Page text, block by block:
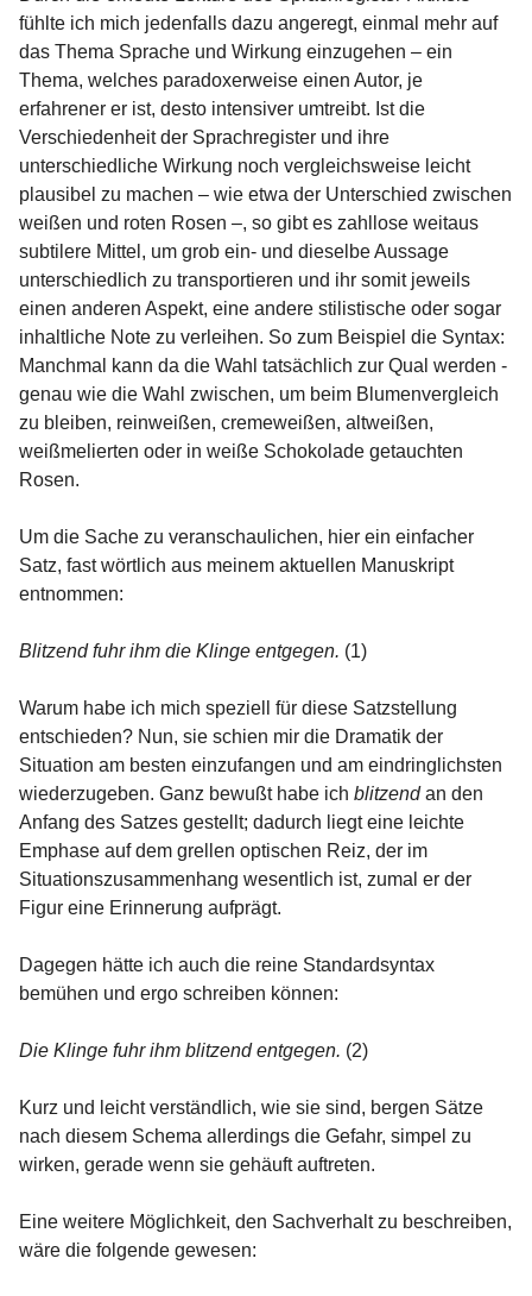
fühlte ich mich jedenfalls dazu angeregt, einmal mehr auf
das Thema Sprache und Wirkung einzugehen – ein
Thema, welches paradoxerweise einen Autor, je
erfahrener er ist, desto intensiver umtreibt. Ist die
Verschiedenheit der Sprachregister und ihre
unterschiedliche Wirkung noch vergleichsweise leicht
plausibel zu machen – wie etwa der Unterschied zwischen
weißen und roten Rosen –, so gibt es zahllose weitaus
subtilere Mittel, um grob ein- und dieselbe Aussage
unterschiedlich zu transportieren und ihr somit jeweils
einen anderen Aspekt, eine andere stilistische oder sogar
inhaltliche Note zu verleihen. So zum Beispiel die Syntax:
Manchmal kann da die Wahl tatsächlich zur Qual werden -
genau wie die Wahl zwischen, um beim Blumenvergleich
zu bleiben, reinweißen, cremeweißen, altweißen,
weißmelierten oder in weiße Schokolade getauchten
Rosen.
Um die Sache zu veranschaulichen, hier ein einfacher
Satz, fast wörtlich aus meinem aktuellen Manuskript
entnommen:
Blitzend fuhr ihm die Klinge entgegen. (1)
Warum habe ich mich speziell für diese Satzstellung
entschieden? Nun, sie schien mir die Dramatik der
Situation am besten einzufangen und am eindringlichsten
wiederzugeben. Ganz bewußt habe ich blitzendan den
Anfang des Satzes gestellt; dadurch liegt eine leichte
Emphase auf dem grellen optischen Reiz, der im
Situationszusammenhang wesentlich ist, zumal er der
Figur eine Erinnerung aufprägt.
Dagegen hätte ich auch die reine Standardsyntax
bemühen und ergo schreiben können:
Die Klinge fuhr ihm blitzend entgegen. (2)
Kurz und leicht verständlich, wie sie sind, bergen Sätze
nach diesem Schema allerdings die Gefahr, simpel zu
wirken, gerade wenn sie gehäuft auftreten.
Eine weitere Möglichkeit, den Sachverhalt zu beschreiben,
wäre die folgende gewesen: